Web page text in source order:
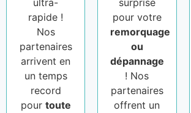
ultra-
rapide !
Nos
partenaires
arrivent en
un temps
record
pour toute
surprise
pour votre
remorquage
ou
dépannage
! Nos
partenaires
offrent un